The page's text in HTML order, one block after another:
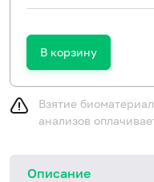
В корзину
Взятие
анализов
Описание